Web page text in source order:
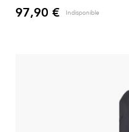
Prix
97,90 € Indisponible